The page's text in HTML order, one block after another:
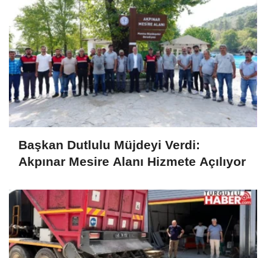
Başkan Dutlulu Müjdeyi Verdi:
Akpınar Mesire Alanı Hizmete Açılıyor